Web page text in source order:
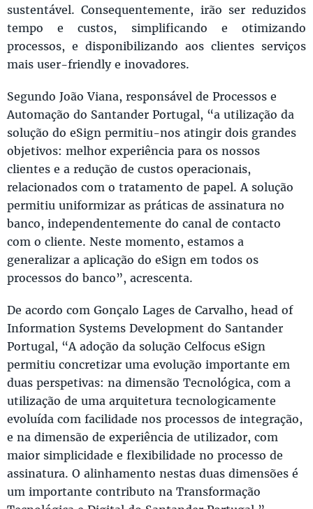
sustentável. Consequentemente, irão ser reduzidos
tempo e custos, simplificando e otimizando
processos, e disponibilizando aos clientes serviços
mais user-friendly e inovadores.
Segundo João Viana, responsável de Processos e
Automação do Santander Portugal, “a utilização da
solução do eSign permitiu-nos atingir dois grandes
objetivos: melhor experiência para os nossos
clientes e a redução de custos operacionais,
relacionados com o tratamento de papel. A solução
permitiu uniformizar as práticas de assinatura no
banco, independentemente do canal de contacto
com o cliente. Neste momento, estamos a
generalizar a aplicação do eSign em todos os
processos do banco”, acrescenta.
De acordo com Gonçalo Lages de Carvalho, head of
Information Systems Development do Santander
Portugal, “A adoção da solução Celfocus eSign
permitiu concretizar uma evolução importante em
duas perspetivas: na dimensão Tecnológica, com a
utilização de uma arquitetura tecnologicamente
evoluída com facilidade nos processos de integração,
e na dimensão de experiência de utilizador, com
maior simplicidade e flexibilidade no processo de
assinatura. O alinhamento nestas duas dimensões é
um importante contributo na Transformação